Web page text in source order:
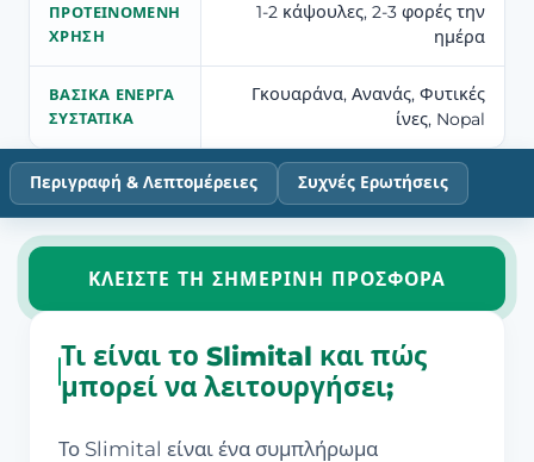
ΠΡΟΤΕΙΝΌΜΕΝΗ
ΧΡΉΣΗ
1-2 κάψουλες, 2-3 φορές την
ημέρα
ΒΑΣΙΚΆ ΕΝΕΡΓΆ
ΣΥΣΤΑΤΙΚΆ
Γκουαράνα, Ανανάς, Φυτικές
ίνες, Nopal
Περιγραφή & Λεπτομέρειες Συχνές Ερωτήσεις
ΚΛΕΊΣΤΕ ΤΗ ΣΗΜΕΡΙΝΉ ΠΡΟΣΦΟΡΆ
Τι είναι το Slimital και πώς
μπορεί να λειτουργήσει;
Το Slimital είναι ένα συμπλήρωμα